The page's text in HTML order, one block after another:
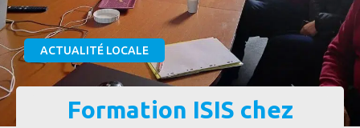
ACTUALITÉ LOCALE
Formation ISIS chez